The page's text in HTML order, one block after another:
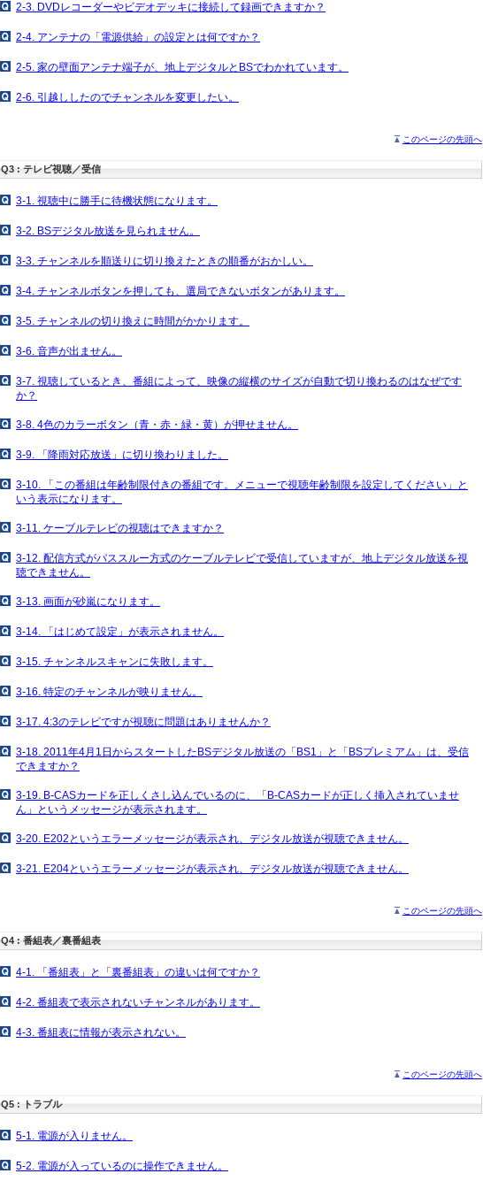
2-3. DVDレコーダーやビデオデッキに接続して録画できますか？
2-4. アンテナの「電源供給」の設定とは何ですか？
2-5. 家の壁面アンテナ端子が、地上デジタルとBSでわかれています。
2-6. 引越ししたのでチャンネルを変更したい。
このページの先頭へ
Q3 : テレビ視聴／受信
3-1. 視聴中に勝手に待機状態になります。
3-2. BSデジタル放送を見られません。
3-3. チャンネルを順送りに切り換えたときの順番がおかしい。
3-4. チャンネルボタンを押しても、選局できないボタンがあります。
3-5. チャンネルの切り換えに時間がかかります。
3-6. 音声が出ません。
3-7. 視聴しているとき、番組によって、映像の縦横のサイズが自動で切り換わるのはなぜです
か？
3-8. 4色のカラーボタン（青・赤・緑・黄）が押せません。
3-9. 「降雨対応放送」に切り換わりました。
3-10. 「この番組は年齢制限付きの番組です。メニューで視聴年齢制限を設定してください」と
いう表示になります。
3-11. ケーブルテレビの視聴はできますか？
3-12. 配信方式がパススルー方式のケーブルテレビで受信していますが、地上デジタル放送を視
聴できません。
3-13. 画面が砂嵐になります。
3-14. 「はじめて設定」が表示されません。
3-15. チャンネルスキャンに失敗します。
3-16. 特定のチャンネルが映りません。
3-17. 4:3のテレビですが視聴に問題はありませんか？
3-18. 2011年4月1日からスタートしたBSデジタル放送の「BS1」と「BSプレミアム」は、受信
できますか？
3-19. B-CASカードを正しくさし込んでいるのに、「B-CASカードが正しく挿入されていませ
ん」というメッセージが表示されます。
3-20. E202というエラーメッセージが表示され、デジタル放送が視聴できません。
3-21. E204というエラーメッセージが表示され、デジタル放送が視聴できません。
このページの先頭へ
Q4 : 番組表／裏番組表
4-1. 「番組表」と「裏番組表」の違いは何ですか？
4-2. 番組表で表示されないチャンネルがあります。
4-3. 番組表に情報が表示されない。
このページの先頭へ
Q5 : トラブル
5-1. 電源が入りません。
5-2. 電源が入っているのに操作できません。